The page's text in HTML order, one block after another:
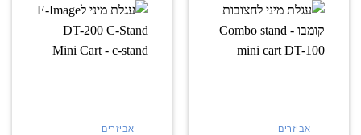
אביזרים אביזרים